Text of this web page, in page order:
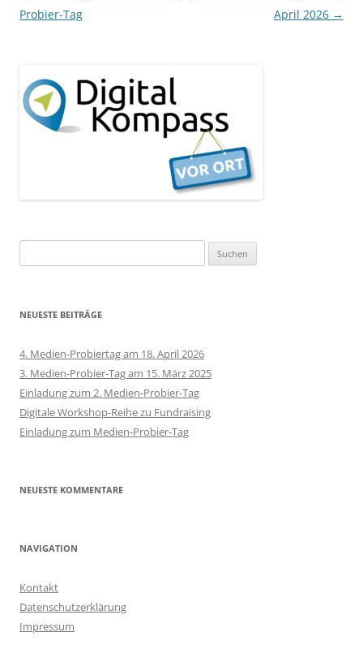
Probier-Tag
April 2026 →
nach:
NEUESTE BEITRÄGE
4. Medien-Probiertag am 18. April 2026
3. Medien-Probier-Tag am 15. März 2025
Einladung zum 2. Medien-Probier-Tag
Digitale Workshop-Reihe zu Fundraising
Einladung zum Medien-Probier-Tag
NEUESTE KOMMENTARE
NAVIGATION
Kontakt
Datenschutzerklärung
Impressum